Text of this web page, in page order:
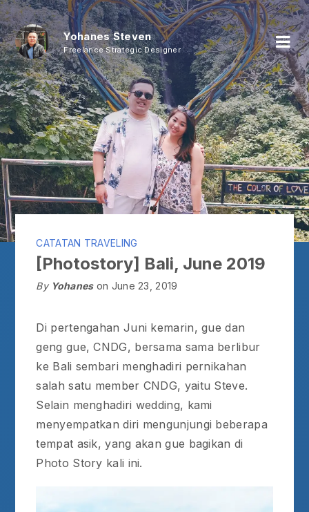
Yohanes Steven
Freelance Strategic Designer
CATATAN TRAVELING
[Photostory] Bali, June 2019
By Yohanes on June 23, 2019
Di pertengahan Juni kemarin, gue dan
geng gue, CNDG, bersama sama berlibur
ke Bali sembari menghadiri pernikahan
salah satu member CNDG, yaitu Steve.
Selain menghadiri wedding, kami
menyempatkan diri mengunjungi beberapa
tempat asik, yang akan gue bagikan di
Photo Story kali ini.